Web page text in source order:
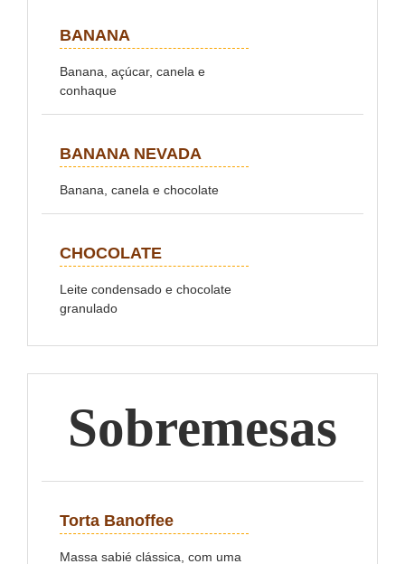
BANANA
Banana, açúcar, canela e
conhaque
BANANA NEVADA
Banana, canela e chocolate
CHOCOLATE
Leite condensado e chocolate
granulado
Sobremesas
Torta Banoffee
Massa sabié clássica, com uma